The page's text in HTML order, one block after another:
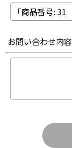
お問い合わせ内容